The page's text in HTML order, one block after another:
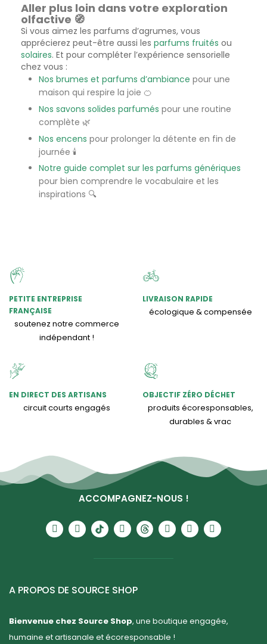
Aller plus loin dans votre exploration
olfactive 🧭
Si vous aimez les parfums d’agrumes, vous
apprécierez peut-être aussi les parfums fruités ou
solaires. Et pour compléter l’expérience sensorielle
chez vous :
Nos brumes et parfums d’ambiance pour une
maison qui respire la joie 🍊
Nos savons solides parfumés pour une routine
complète 🌿
Nos encens pour prolonger la détente en fin de
journée 🕯️
Notre guide complet sur les parfums génériques
pour bien comprendre le vocabulaire et les
inspirations 🔍
PETITE ENTREPRISE
FRANÇAISE
soutenez notre commerce
indépendant !
LIVRAISON RAPIDE
écologique & compensée
EN DIRECT DES ARTISANS
circuit courts engagés
OBJECTIF ZÉRO DÉCHET
produits écoresponsables,
durables & vrac
ACCOMPAGNEZ-NOUS !
A PROPOS DE SOURCE SHOP
Bienvenue chez Source Shop, une boutique engagée,
humaine et artisanale et écoresponsable !